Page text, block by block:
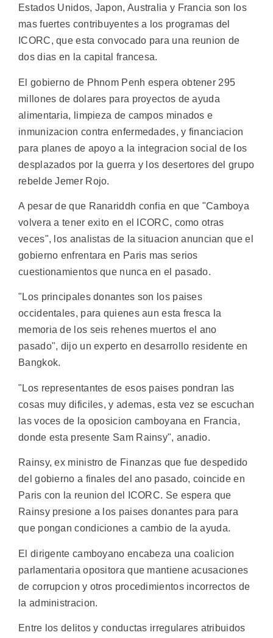
Estados Unidos, Japon, Australia y Francia son los
mas fuertes contribuyentes a los programas del
ICORC, que esta convocado para una reunion de
dos dias en la capital francesa.
El gobierno de Phnom Penh espera obtener 295
millones de dolares para proyectos de ayuda
alimentaria, limpieza de campos minados e
inmunizacion contra enfermedades, y financiacion
para planes de apoyo a la integracion social de los
desplazados por la guerra y los desertores del grupo
rebelde Jemer Rojo.
A pesar de que Ranariddh confia en que "Camboya
volvera a tener exito en el ICORC, como otras
veces", los analistas de la situacion anuncian que el
gobierno enfrentara en Paris mas serios
cuestionamientos que nunca en el pasado.
"Los principales donantes son los paises
occidentales, para quienes aun esta fresca la
memoria de los seis rehenes muertos el ano
pasado", dijo un experto en desarrollo residente en
Bangkok.
"Los representantes de esos paises pondran las
cosas muy dificiles, y ademas, esta vez se escuchan
las voces de la oposicion camboyana en Francia,
donde esta presente Sam Rainsy", anadio.
Rainsy, ex ministro de Finanzas que fue despedido
del gobierno a finales del ano pasado, coincide en
Paris con la reunion del ICORC. Se espera que
Rainsy presione a los paises donantes para para
que pongan condiciones a cambio de la ayuda.
El dirigente camboyano encabeza una coalicion
parlamentaria opositora que mantiene acusaciones
de corrupcion y otros procedimientos incorrectos de
la administracion.
Entre los delitos y conductas irregulares atribuidos